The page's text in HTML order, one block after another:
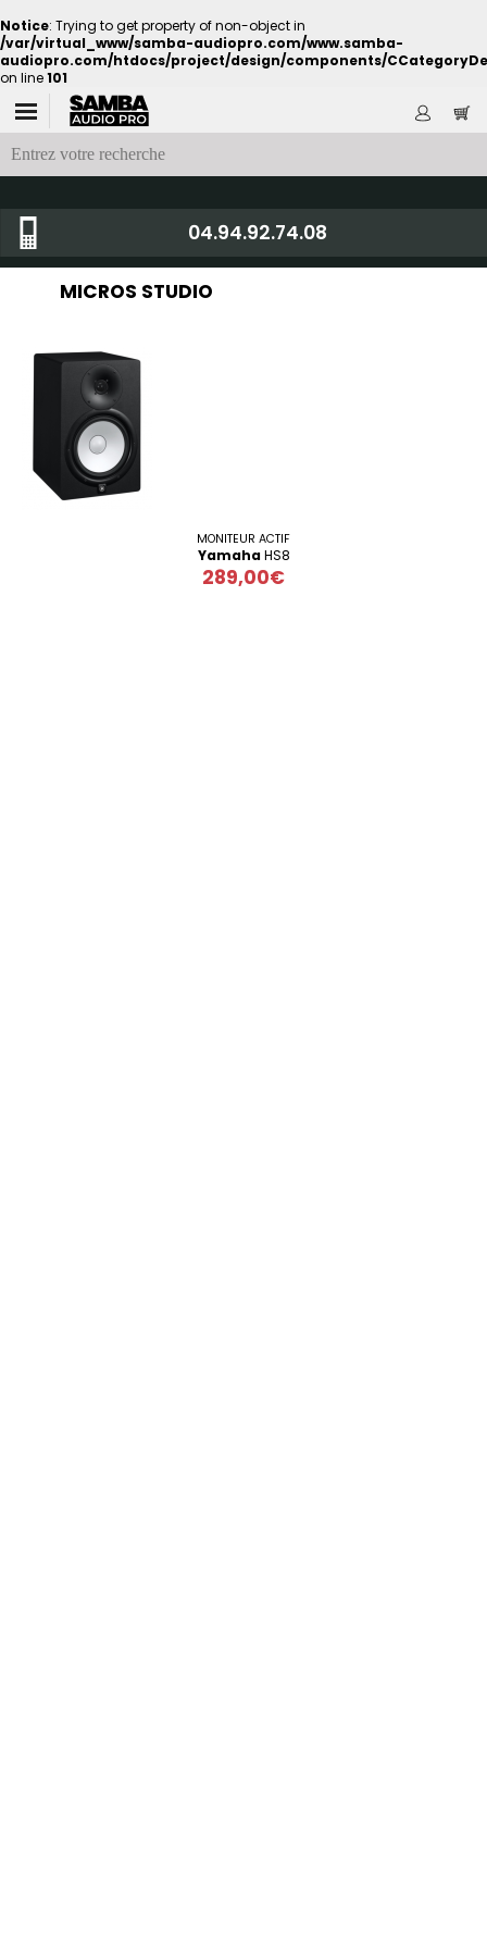
Notice: Trying to get property of non-object in
/var/virtual_www/samba-audiopro.com/www.samba-
audiopro.com/htdocs/project/design/components/
on line101
04.94.92.74.08
MICROS STUDIO
MONITEUR ACTIF
YamahaHS8
289,00€